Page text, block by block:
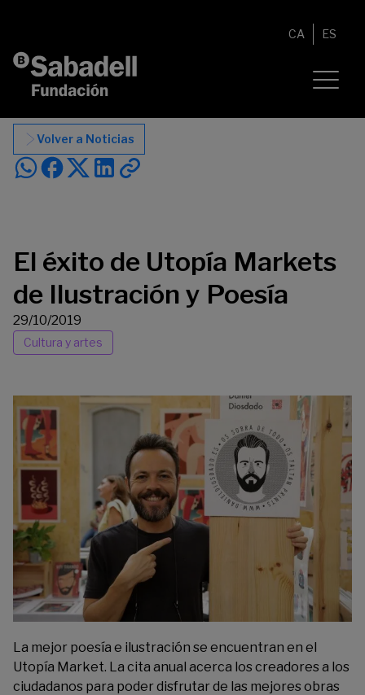
CA ES
Volver a Noticias
El éxito de Utopía Markets
de Ilustración y Poesía
29/10/2019
Cultura y artes
La mejor poesía e ilustración se encuentran en el
Utopía Market. La cita anual acerca los creadores a los
ciudadanos para poder disfrutar de las mejores obras